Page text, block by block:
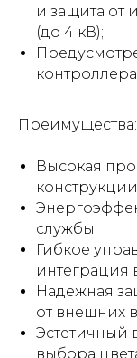
и защита от
(до 4 кВ);
Преимущества:
Высокая
службы;
Гибкое
интеграция
Надежная
от внешних
Эстетичный
выбора